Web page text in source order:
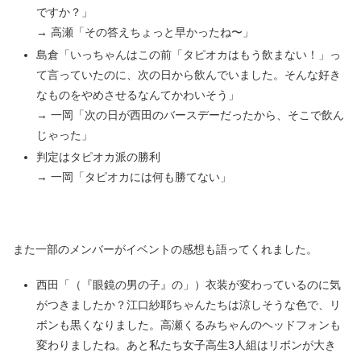
ですか？」
→ 高瀬「その答えちょっと早かったね〜」
島倉「いっちゃんはこの前「タピオカはもう飲まない！」っ
て言っていたのに、次の日から飲んでいました。そんな好き
なものをやめさせるなんてかわいそう」
→ 一岡「次の日が西田のバースデーだったから、そこで飲ん
じゃった」
判定はタピオカ派の勝利
→ 一岡「タピオカには何も勝てない」
また一部のメンバーがイベントの感想も語ってくれました。
西田「（『眼鏡の男の子』の」）衣装が変わっているのに気
がつきましたか？江口紗耶ちゃんたちは涼しそうな色で、リ
ボンも黒くなりました。高瀬くるみちゃんのヘッドフォンも
変わりましたね。あと私たち女子高生3人組はリボンが大き